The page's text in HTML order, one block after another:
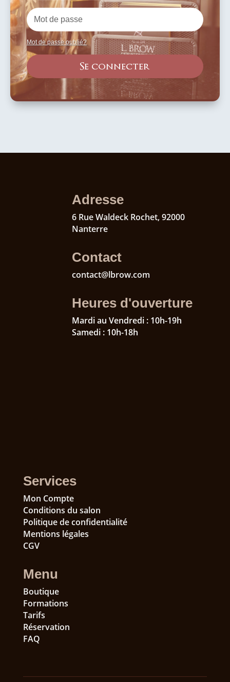
Mot de passe oublié?
Se connecter
Adresse
6Rue Waldeck Rochet,92000
Nanterre
Contact
contact@lbrow.com
Heures d'ouverture
Mardi au Vendredi : 10h-19h
Samedi : 10h-18h
Services
Mon Compte
Conditions du salon
Politique de confidentialité
Mentions légales
CGV
Menu
Boutique
Formations
Tarifs
Réservation
FAQ